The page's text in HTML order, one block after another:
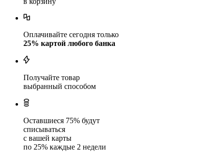
Оплачивайте сегодня только
25% картой любого банка
Получайте товар
выбранный способом
Оставшиеся 75% будут
списываться
с вашей карты
по 25% каждые 2 недели